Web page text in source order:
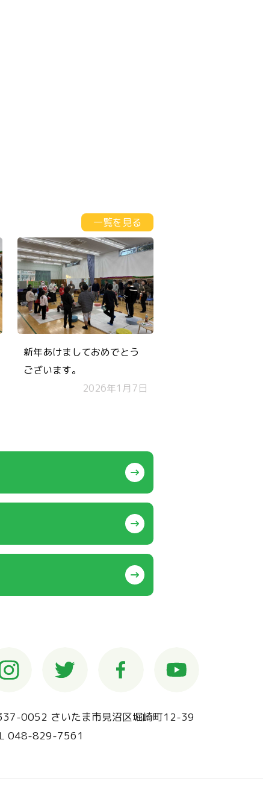
一覧を見る
新年あけましておめでとう
ございます。
2026年1月7日
0052 さいたま市見沼区堀崎町12-39
048-829-7561